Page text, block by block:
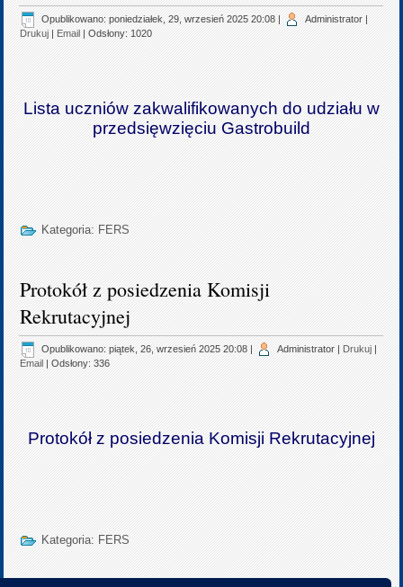
Opublikowano: poniedziałek, 29, wrzesień 2025 20:08 | Administrator |
Drukuj | Email | Odsłony: 1020
Lista uczniów zakwalifikowanych do udziału w
przedsięwzięciu Gastrobuild
Kategoria: FERS
Protokół z posiedzenia Komisji
Rekrutacyjnej
Opublikowano: piątek, 26, wrzesień 2025 20:08 | Administrator | Drukuj |
Email | Odsłony: 336
Protokół z posiedzenia Komisji Rekrutacyjnej
Kategoria: FERS